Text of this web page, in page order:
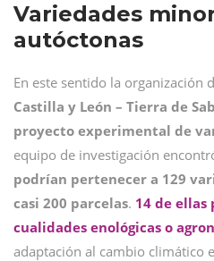
Variedades
autóctonas
En este sentido la organización
Castilla y León – Tierra de
proyecto experimental de
equipo de investigación
podrían pertenecer a 129
casi 200 parcelas. 14 de ellas
cualidades enológicas o
adaptación al cambio climático